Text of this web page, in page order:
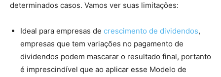
determinados casos. Vamos ver suas limitações:
Ideal para empresas de crescimento de dividendos,
empresas que tem variações no pagamento de
dividendos podem mascarar o resultado final, portanto
é imprescindível que ao aplicar esse Modelo de